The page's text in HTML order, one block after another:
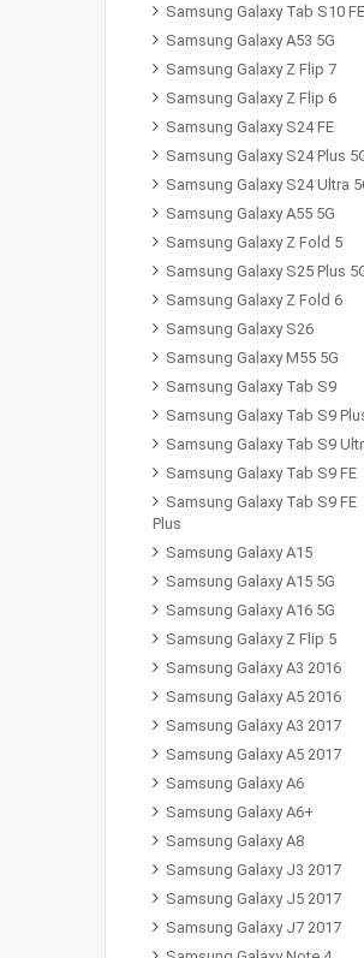
Samsung Galaxy Tab S10 FE
Samsung Galaxy A53 5G
Samsung Galaxy Z Flip 7
Samsung Galaxy Z Flip 6
Samsung Galaxy S24 FE
Samsung Galaxy S24 Plus
Samsung Galaxy S24 Ultra
Samsung Galaxy A55 5G
Samsung Galaxy Z Fold 5
Samsung Galaxy S25 Plus
Samsung Galaxy Z Fold 6
Samsung Galaxy S26
Samsung Galaxy M55 5G
Samsung Galaxy Tab S9
Samsung Galaxy Tab S9
Samsung Galaxy Tab S9
Samsung Galaxy Tab S9 FE
Samsung Galaxy Tab S9 FE
Plus
Samsung Galaxy A15
Samsung Galaxy A15 5G
Samsung Galaxy A16 5G
Samsung Galaxy Z Flip 5
Samsung Galaxy A3 2016
Samsung Galaxy A5 2016
Samsung Galaxy A3 2017
Samsung Galaxy A5 2017
Samsung Galaxy A6
Samsung Galaxy A6+
Samsung Galaxy A8
Samsung Galaxy J3 2017
Samsung Galaxy J5 2017
Samsung Galaxy J7 2017